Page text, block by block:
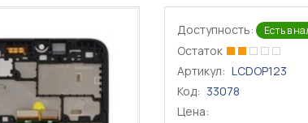
Доступность: Есть в
Остаток
Артикул: LCDOP123
Код: 33078
Цена: